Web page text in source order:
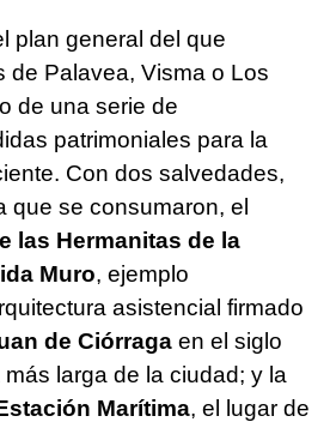
plan general del que
de Palavea, Visma o Los
de una serie de
patrimoniales para la
Con dos salvedades,
que se consumaron, el
las Hermanitas de la
Muro, ejemplo
asistencial firmado
de Ciórraga en el siglo
larga de la ciudad; y la
Marítima, el lugar de